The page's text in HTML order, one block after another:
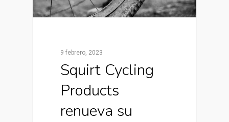
9 febrero, 2023
Squirt Cycling
Products
renueva su